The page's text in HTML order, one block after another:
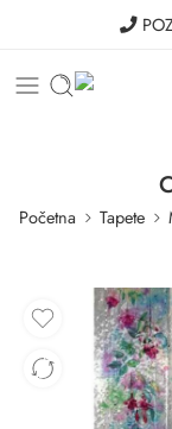
Početna Tapete